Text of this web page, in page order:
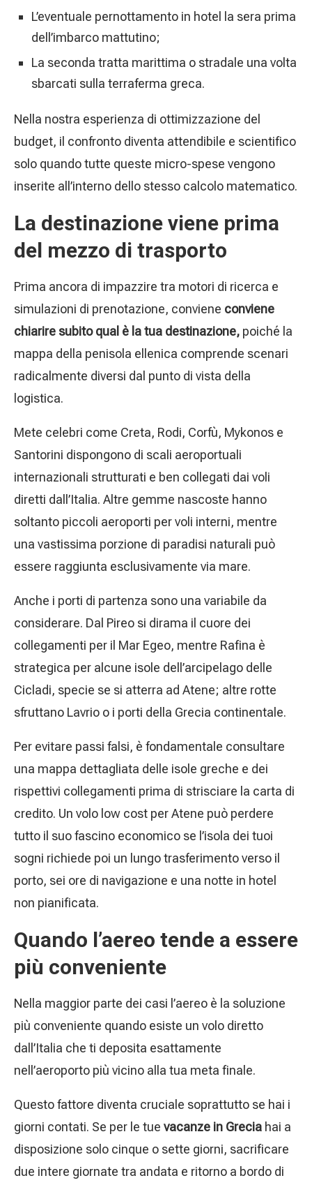
L’eventuale pernottamento in hotel la sera prima
dell’imbarco mattutino;
La seconda tratta marittima o stradale una volta
sbarcati sulla terraferma greca.
Nella nostra esperienza di ottimizzazione del
budget, il confronto diventa attendibile e scientifico
solo quando tutte queste micro-spese vengono
inserite all’interno dello stesso calcolo matematico.
La destinazione viene prima
del mezzo di trasporto
Prima ancora di impazzire tra motori di ricerca e
simulazioni di prenotazione, conviene conviene
chiarire subito qual è la tua destinazione, poiché la
mappa della penisola ellenica comprende scenari
radicalmente diversi dal punto di vista della
logistica.
Mete celebri come Creta, Rodi, Corfù, Mykonos e
Santorini dispongono di scali aeroportuali
internazionali strutturati e ben collegati dai voli
diretti dall’Italia. Altre gemme nascoste hanno
soltanto piccoli aeroporti per voli interni, mentre
una vastissima porzione di paradisi naturali può
essere raggiunta esclusivamente via mare.
Anche i porti di partenza sono una variabile da
considerare. Dal Pireo si dirama il cuore dei
collegamenti per il Mar Egeo, mentre Rafina è
strategica per alcune isole dell’arcipelago delle
Cicladi, specie se si atterra ad Atene; altre rotte
sfruttano Lavrio o i porti della Grecia continentale.
Per evitare passi falsi, è fondamentale consultare
una mappa dettagliata delle isole greche e dei
rispettivi collegamenti prima di strisciare la carta di
credito. Un volo low cost per Atene può perdere
tutto il suo fascino economico se l’isola dei tuoi
sogni richiede poi un lungo trasferimento verso il
porto, sei ore di navigazione e una notte in hotel
non pianificata.
Quando l’aereo tende a essere
più conveniente
Nella maggior parte dei casi l’aereo è la soluzione
più conveniente quando esiste un volo diretto
dall’Italia che ti deposita esattamente
nell’aeroporto più vicino alla tua meta finale.
Questo fattore diventa cruciale soprattutto se hai i
giorni contati. Se per le tue vacanze in Grecia hai a
disposizione solo cinque o sette giorni, sacrificare
due intere giornate tra andata e ritorno a bordo di